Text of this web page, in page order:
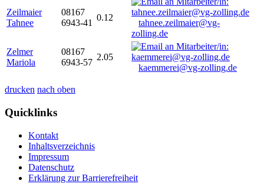
Zeilmaier
Tahnee
08167
6943-41
0.12
tahnee.zeilmaier@vg-
zolling.de
Zelmer
Mariola
08167
6943-57
2.05
kaemmerei@vg-zolling.de
drucken nach oben
Quicklinks
Kontakt
Inhaltsverzeichnis
Impressum
Datenschutz
Erklärung zur Barrierefreiheit